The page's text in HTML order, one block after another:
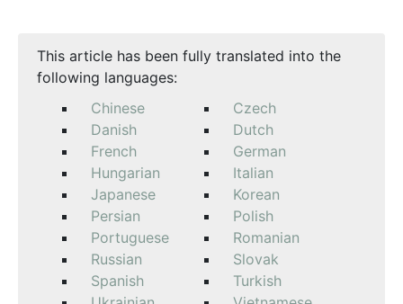
This article has been fully translated into the
following languages:
Chinese
Czech
Danish
Dutch
French
German
Hungarian
Italian
Japanese
Korean
Persian
Polish
Portuguese
Romanian
Russian
Slovak
Spanish
Turkish